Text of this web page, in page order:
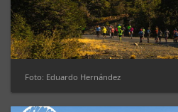
Foto: Eduardo Hernández